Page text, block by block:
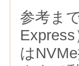
参考ま
Express
は